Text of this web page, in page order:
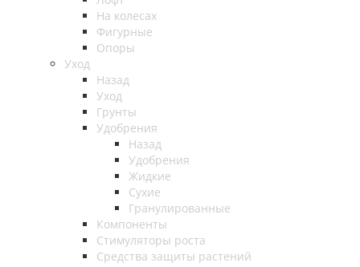
На колесах
Фигурные
Опоры
Уход
Назад
Уход
Грунты
Удобрения
Назад
Удобрения
Жидкие
Сухие
Гранулированные
Компоненты
Стимуляторы роста
Средства защиты растений